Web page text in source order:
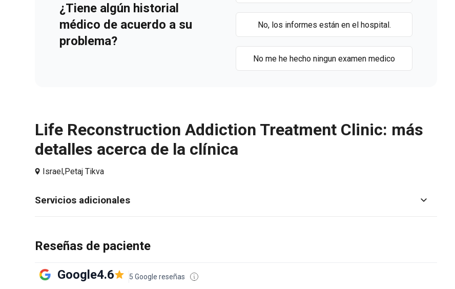
¿Tiene algún historial
médico de acuerdo a su
problema?
No, los informes están en el hospital.
No me he hecho ningun examen medico
Life Reconstruction Addiction Treatment Clinic: más
detalles acerca de la clínica
Israel,Petaj Tikva
Servicios adicionales
Reseñas de paciente
Google4.6 5 Google reseñas